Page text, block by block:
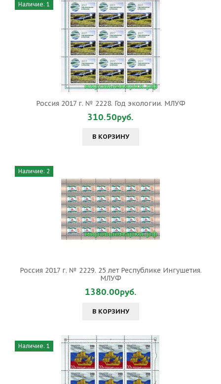
Наличие: 1
Россия 2017 г. № 2228. Год экологии. МЛУФ
310.50руб.
В КОРЗИНУ
Наличие: 2
Россия 2017 г. № 2229. 25 лет Республике Ингушетия.
МЛУФ
1380.00руб.
В КОРЗИНУ
Наличие: 1